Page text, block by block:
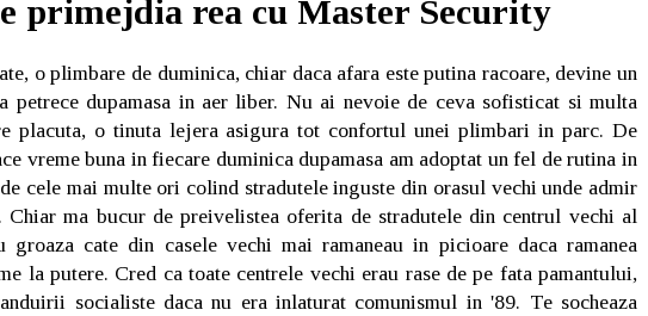
primejdia rea cu Master Security
o plimbare de duminica, chiar daca afara este putina racoare, devine un
petrece dupamasa in aer liber. Nu ai nevoie de ceva sofisticat si multa
placuta, o tinuta lejera asigura tot confortul unei plimbari in parc. De
vreme buna in fiecare duminica dupamasa am adoptat un fel de rutina in
cele mai multe ori colind stradutele inguste din orasul vechi unde admir
Chiar ma bucur de preivelistea oferita de stradutele din centrul vechi al
groaza cate din casele vechi mai ramaneau in picioare daca ramanea
la putere. Cred ca toate centrele vechi erau rase de pe fata pamantului,
socialiste daca nu era inlaturat comunismul in '89. Te socheaza